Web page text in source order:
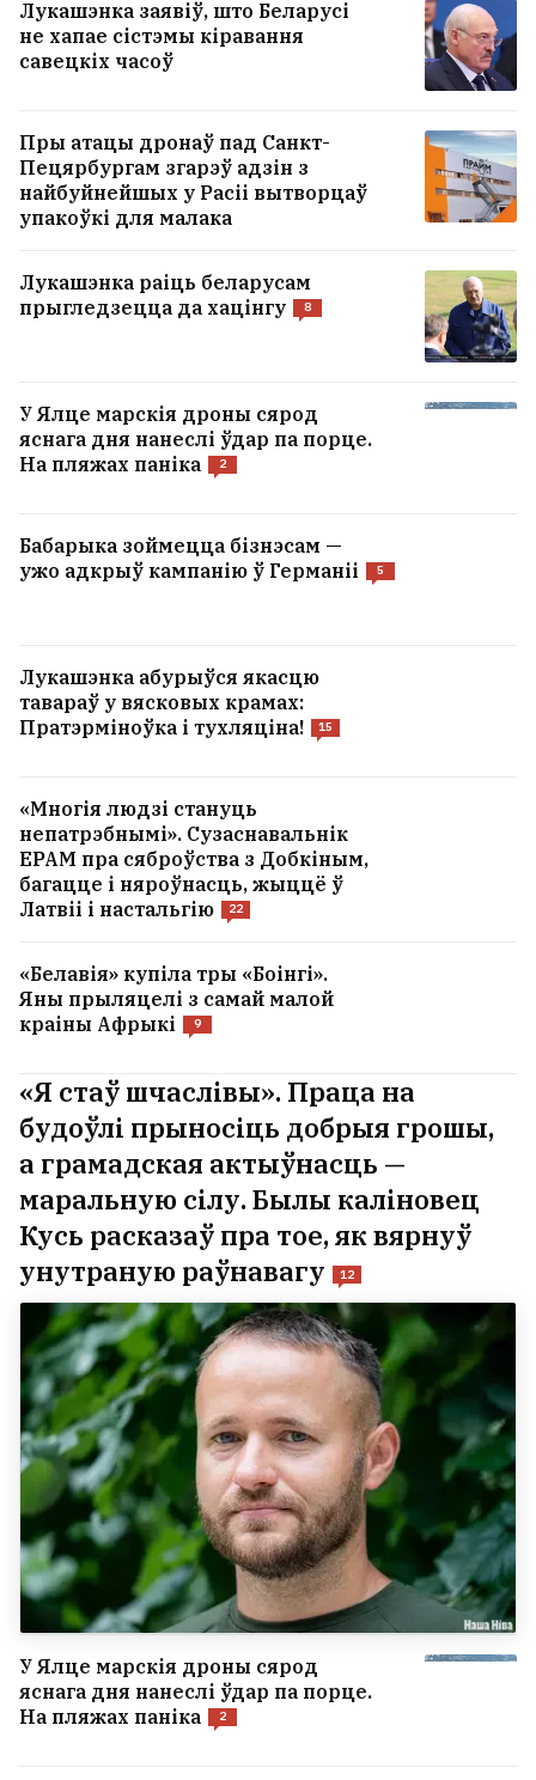
Лукашэнка заявіў, што Беларусі
не хапае сістэмы кіравання
савецкіх часоў
Пры атацы дронаў пад Санкт-
Пецярбургам згарэў адзін з
найбуйнейшых у Расіі вытворцаў
упакоўкі для малака
Лукашэнка раіць беларусам
прыгледзецца да хацінгу
8
У Ялце марскія дроны сярод
яснага дня нанеслі ўдар па порце.
На пляжах паніка
2
Бабарыка зоймецца бізнэсам —
ужо адкрыў кампанію ў Германіі
5
Лукашэнка абурыўся якасцю
тавараў у вясковых крамах:
Пратэрміноўка і тухляціна!
15
«Многія людзі стануць
непатрэбнымі». Сузаснавальнік
EPAM пра сяброўства з Добкіным,
багацце і няроўнасць, жыццё ў
Латвіі і настальгію
22
«Белавія» купіла тры «Боінгі».
Яны прыляцелі з самай малой
краіны Афрыкі
9
«Я стаў шчаслівы». Праца на
будоўлі прыносіць добрыя грошы,
а грамадская актыўнасць —
маральную сілу. Былы каліновец
Кусь расказаў пра тое, як вярнуў
унутраную раўнавагу
12
У Ялце марскія дроны сярод
яснага дня нанеслі ўдар па порце.
На пляжах паніка
2